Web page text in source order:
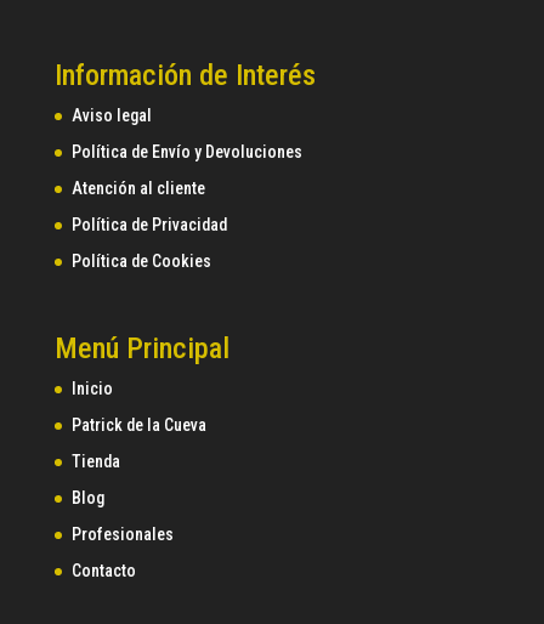
Información de Interés
Aviso legal
Política de Envío y Devoluciones
Atención al cliente
Política de Privacidad
Política de Cookies
Menú Principal
Inicio
Patrick de la Cueva
Tienda
Blog
Profesionales
Contacto